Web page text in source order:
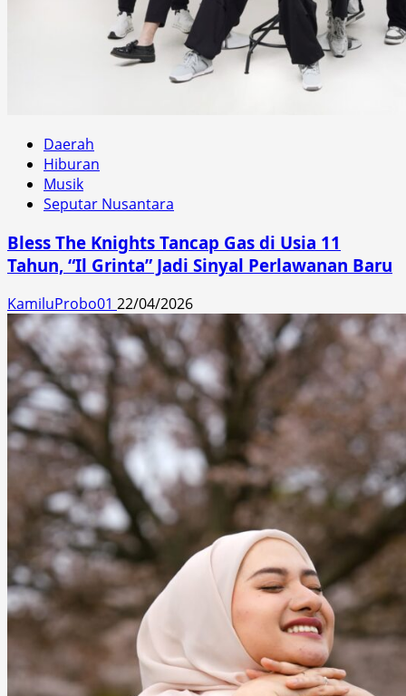
Daerah
Hiburan
Musik
Seputar Nusantara
Bless The Knights Tancap Gas di Usia 11
Tahun, “Il Grinta” Jadi Sinyal Perlawanan Baru
KamiluProbo01 22/04/2026